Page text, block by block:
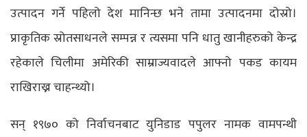
उत्पादन गर्ने पहिलो देश मानिन्छ भने तामा उत्पादनमा दोस्रो।
प्राकृतिक स्रोतसाधनले सम्पन्न र त्यसमा पनि धातु खानीहरुको केन्द्र
रहेकाले चिलीमा अमेरिकी साम्राज्यवादले आफ्नो पकड कायम
राखिराख्न चाहन्थ्यो।
सन् १९७० को निर्वाचनबाट युनिडाड पपुलर नामक वामपन्थी